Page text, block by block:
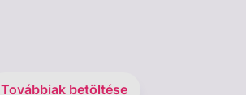
Továbbiak betöltése